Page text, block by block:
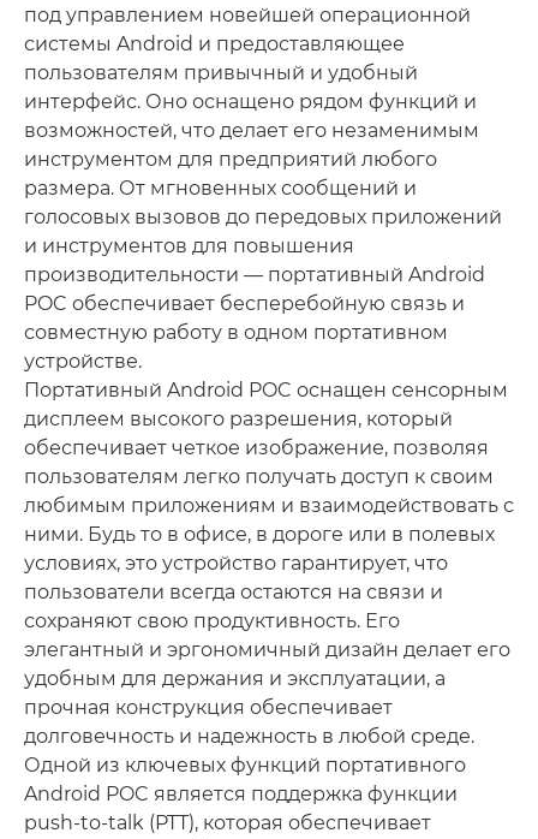
под управлением новейшей операционной
системы Android и предоставляющее
пользователям привычный и удобный
интерфейс. Оно оснащено рядом функций и
возможностей, что делает его незаменимым
инструментом для предприятий любого
размера. От мгновенных сообщений и
голосовых вызовов до передовых приложений
и инструментов для повышения
производительности — портативный Android
POC обеспечивает бесперебойную связь и
совместную работу в одном портативном
устройстве.
Портативный Android POC оснащен сенсорным
дисплеем высокого разрешения, который
обеспечивает четкое изображение, позволяя
пользователям легко получать доступ к своим
любимым приложениям и взаимодействовать с
ними. Будь то в офисе, в дороге или в полевых
условиях, это устройство гарантирует, что
пользователи всегда остаются на связи и
сохраняют свою продуктивность. Его
элегантный и эргономичный дизайн делает его
удобным для держания и эксплуатации, а
прочная конструкция обеспечивает
долговечность и надежность в любой среде.
Одной из ключевых функций портативного
Android POC является поддержка функции
push-to-talk (PTT), которая обеспечивает